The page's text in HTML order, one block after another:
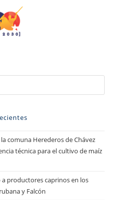
comuna Herederos de Chávez
técnica para el cultivo de maíz
productores caprinos en los
y Falcón